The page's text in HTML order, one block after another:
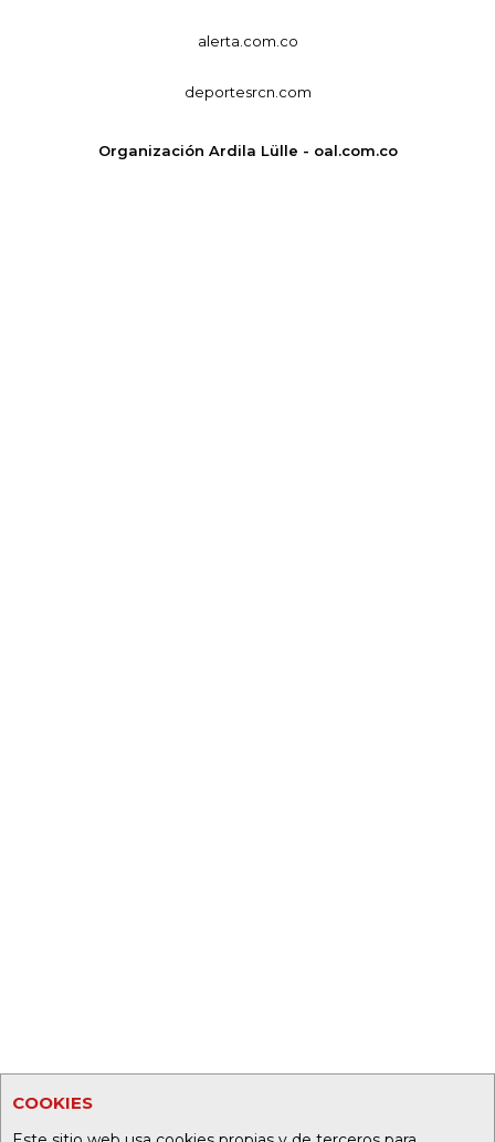
COOKIES
alerta.com.co
deportesrcn.com
Organización Ardila Lülle - oal.com.co